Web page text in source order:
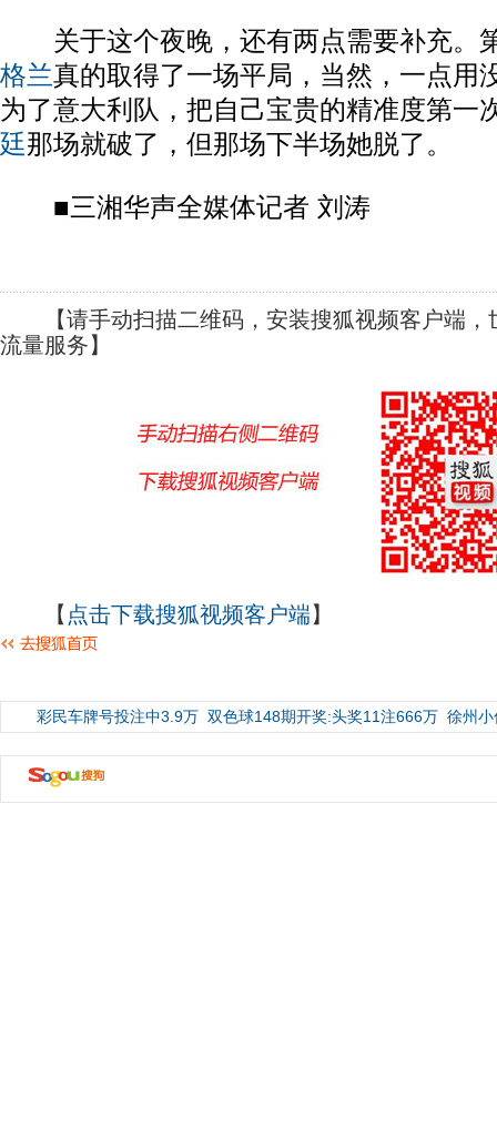
关于这个夜晚，还有两点需要补充。
格兰真的取得了一场平局，当然，一点用
为了意大利队，把自己宝贵的精准度第一
廷那场就破了，但那场下半场她脱了。
■三湘华声全媒体记者 刘涛
【请手动扫描二维码，安装搜狐视频客户端，
流量服务】
【 点击下载搜狐视频客户端】
彩民车牌号投注中3.9万 双色球148期开奖:头奖11注666万 徐州